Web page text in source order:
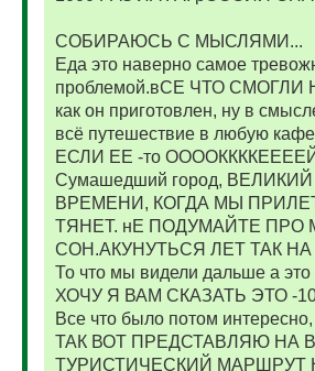
СОБИРАЮСЬ С МЫСЛЯМИ...
Еда это наверно самое
проблемой.вСЕ ЧТО СМОГЛИ
как он приготовлен, ну в
всё путешествие в любую
ЕСЛИ ЕЕ -то
Сумашедший город,
ВРЕМЕНИ, КОГДА МЫ
ТЯНЕТ. нЕ ПОДУМАЙТЕ ПРО
СОН.АКУНУТЬСЯ ЛЕТ ТАК
То что мы видели дальше а
ХОЧУ Я ВАМ СКАЗАТЬ ЭТО -
Все что было потом
ТАК ВОТ ПРЕДСТАВЛЯЮ НА
ТУРИСТИЧЕСКИЙ МАРШРУТ